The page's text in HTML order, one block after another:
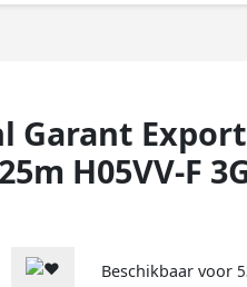
Garant Export
H05VV-F
Beschikbaar voor